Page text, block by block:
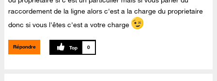
raccordement de la ligne alors c'est a la charge du proprietaire
donc si vous l'êtes c'est a votre charge
Répondre 0